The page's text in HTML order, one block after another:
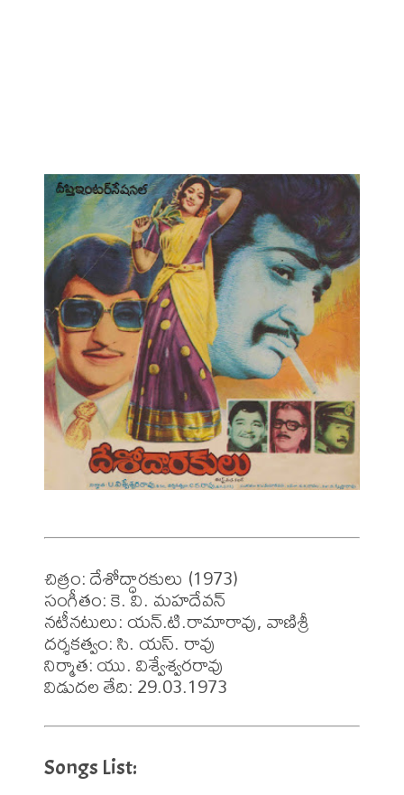
చిత్రం: దేశోద్ధారకులు (1973)
సంగీతం: కె. వి. మహదేవన్
నటీనటులు: యన్.టి.రామారావు, వాణిశ్రీ
దర్శకత్వం: సి. యస్. రావు
నిర్మాత: యు. విశ్వేశ్వరరావు
విడుదల తేది: 29.03.1973